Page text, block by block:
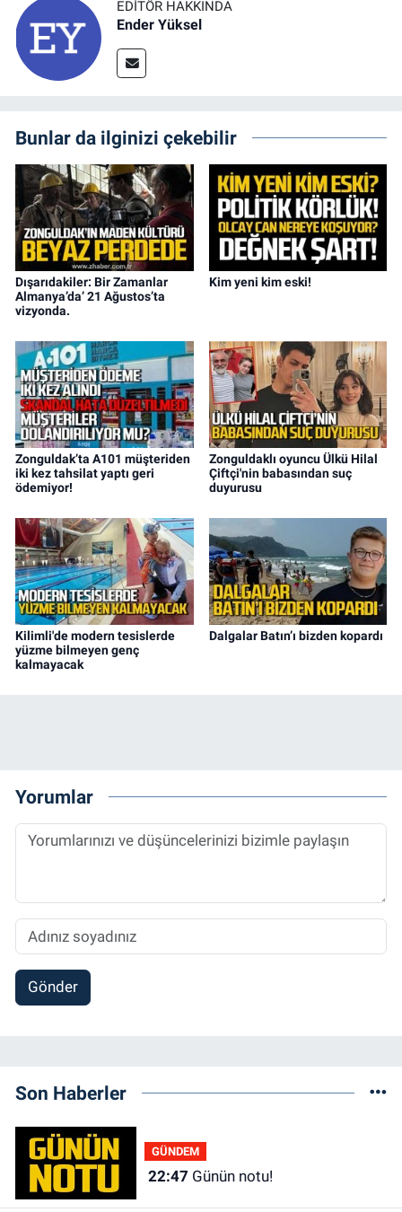
EDITÖR HAKKINDA
Ender Yüksel
Bunlar da ilginizi çekebilir
Dışarıdakiler: Bir Zamanlar
Almanya’da’ 21 Ağustos’ta
vizyonda.
Kim yeni kim eski!
Zonguldak’ta A101 müşteriden
iki kez tahsilat yaptı geri
ödemiyor!
Zonguldaklı oyuncu Ülkü Hilal
Çiftçi'nin babasından suç
duyurusu
Kilimli'de modern tesislerde
yüzme bilmeyen genç
kalmayacak
Dalgalar Batın’ı bizden kopardı
Yorumlar
Gönder
Son Haberler
GÜNDEM
22:47 Günün notu!